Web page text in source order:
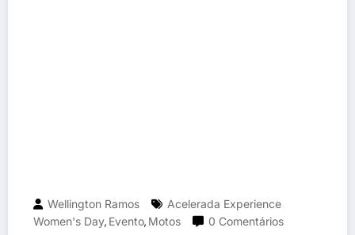
Wellington Ramos
Acelerada Experience
Women's Day, Evento, Motos 0 Comentários